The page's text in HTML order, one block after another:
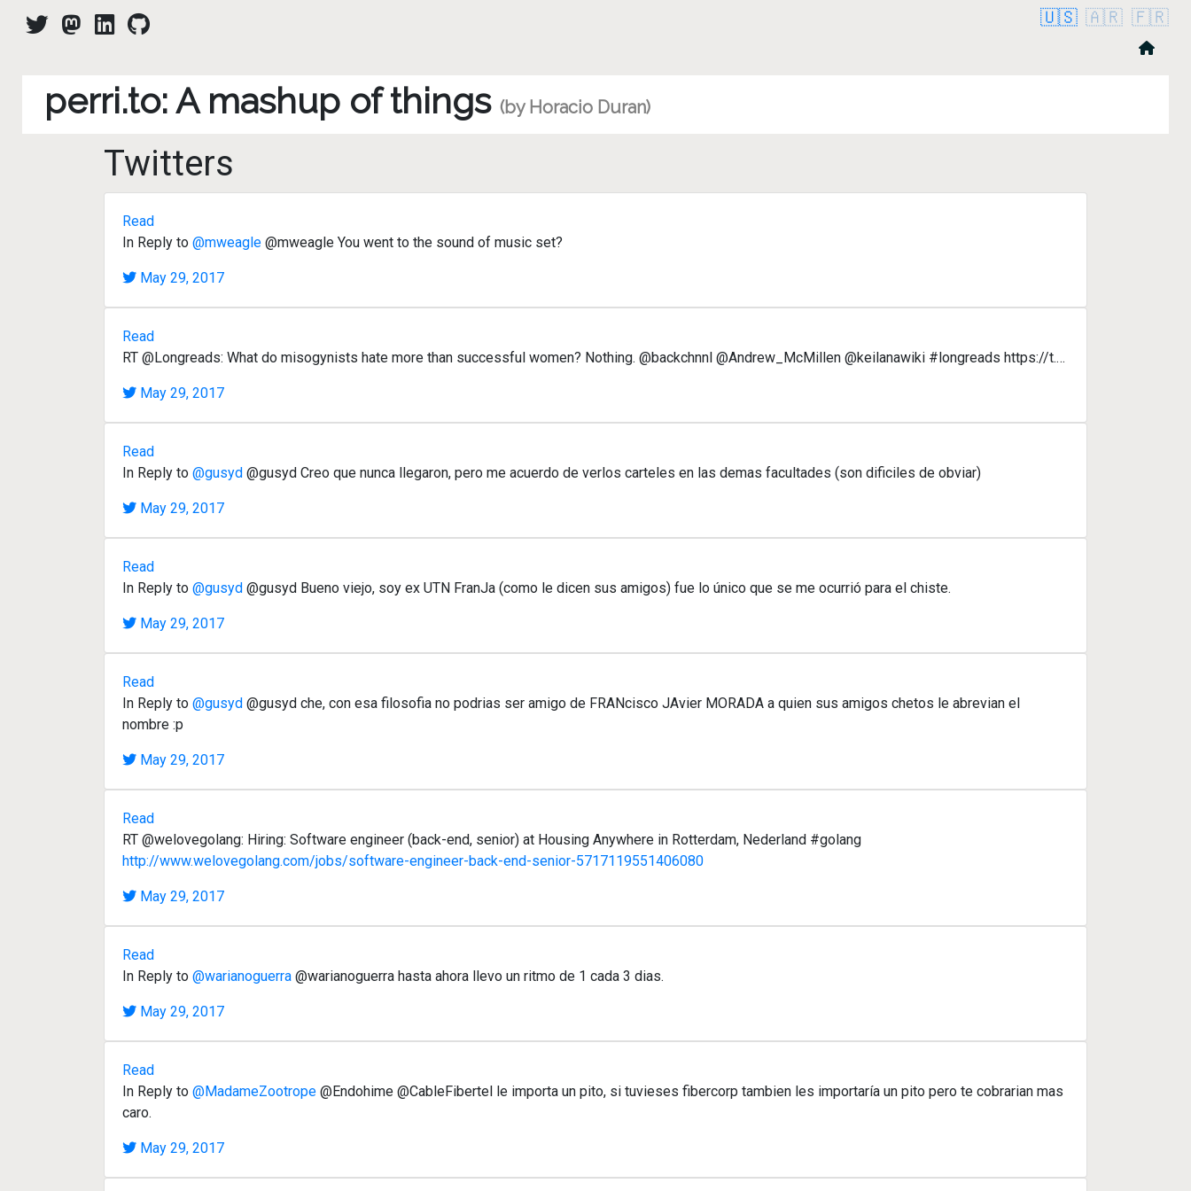
🇺🇸 🇦🇷 🇫🇷
perri.to: A mashup of things (by Horacio Duran)
Twitters
Read
In Reply to @mweagle @mweagle You went to the sound of music set?
May 29, 2017
Read
RT @Longreads: What do misogynists hate more than successful women? Nothing. @backchnnl @Andrew_McMillen @keilanawiki #longreads https://t.…
May 29, 2017
Read
In Reply to @gusyd @gusyd Creo que nunca llegaron, pero me acuerdo de verlos carteles en las demas facultades (son dificiles de obviar)
May 29, 2017
Read
In Reply to @gusyd @gusyd Bueno viejo, soy ex UTN FranJa (como le dicen sus amigos) fue lo único que se me ocurrió para el chiste.
May 29, 2017
Read
In Reply to @gusyd @gusyd che, con esa filosofia no podrias ser amigo de FRANcisco JAvier MORADA a quien sus amigos chetos le abrevian el
nombre :p
May 29, 2017
Read
RT @welovegolang: Hiring: Software engineer (back-end, senior) at Housing Anywhere in Rotterdam, Nederland #golang
http://www.welovegolang.com/jobs/software-engineer-back-end-senior-5717119551406080
May 29, 2017
Read
In Reply to @warianoguerra @warianoguerra hasta ahora llevo un ritmo de 1 cada 3 dias.
May 29, 2017
Read
In Reply to @MadameZootrope @Endohime @CableFibertel le importa un pito, si tuvieses fibercorp tambien les importaría un pito pero te cobrarian mas
caro.
May 29, 2017